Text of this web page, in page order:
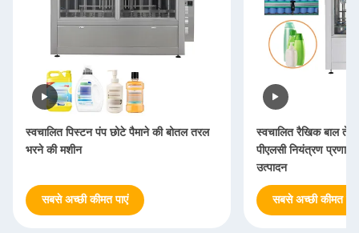
स्वचालित पिस्टन पंप छोटे पैमाने की बोतल तरल
भरने की मशीन
सबसे अच्छी कीमत पाएं
स्वचालित रैखिक बाल तेल
पीएलसी नियंत्रण
उत्पादन
सबसे अच्छी कीमत पाएं